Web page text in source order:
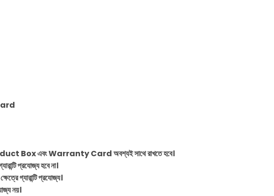
Box এবং Warranty Card অবশ্যই সাথে রাখতে হবে।
প্রযোজ্য হবে না।
গ্যারান্টি প্রযোজ্য।
নয়।